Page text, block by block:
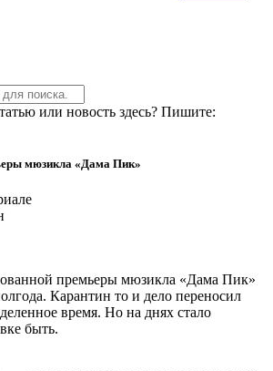
или новость здесь? Пишите:
мюзикла «Дама Пик»
премьеры мюзикла «Дама Пик»
Карантин то и дело переносил
время. Но на днях стало
быть.